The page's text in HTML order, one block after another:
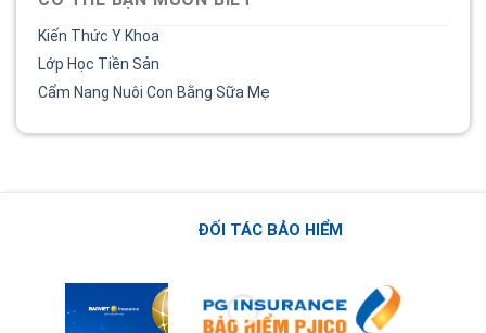
Kiến Thức Y Khoa
Lớp Học Tiền Sản
Cẩm Nang Nuôi Con Bằng Sữa Mẹ
ĐỐI TÁC BẢO HIỂM